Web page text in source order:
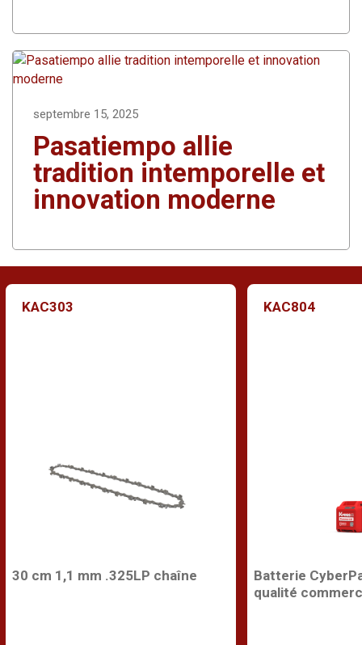
septembre 15, 2025
Pasatiempo allie
tradition intemporelle et
innovation moderne
KAC303
30 cm 1,1 mm .325LP chaîne
KAC804
Batterie
qualité